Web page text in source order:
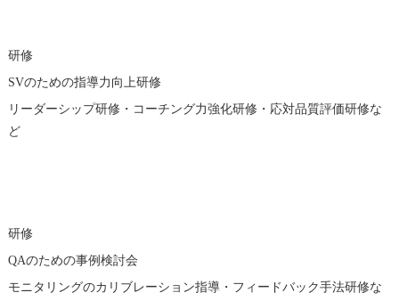
研修
SVのための指導力向上研修
リーダーシップ研修・コーチング力強化研修・応対品質評価研修な
ど
研修
QAのための事例検討会
モニタリングのカリブレーション指導・フィードバック手法研修な